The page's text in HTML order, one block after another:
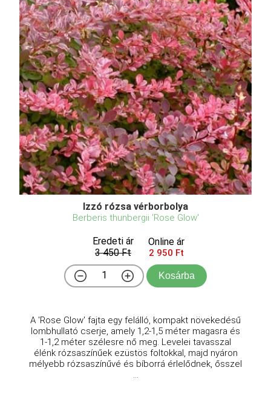
Izzó rózsa vérborbolya
Berberis thunbergii 'Rose Glow'
Eredeti ár
3 450 Ft
Online ár
2 950 Ft
Kosárba
A 'Rose Glow' fajta egy felálló, kompakt növekedésű
lombhullató cserje, amely 1,2-1,5 méter magasra és
1-1,2 méter szélesre nő meg. Levelei tavasszal
élénk rózsaszínűek ezüstös foltokkal, majd nyáron
mélyebb rózsaszínűvé és bíborrá érlelődnek, ősszel